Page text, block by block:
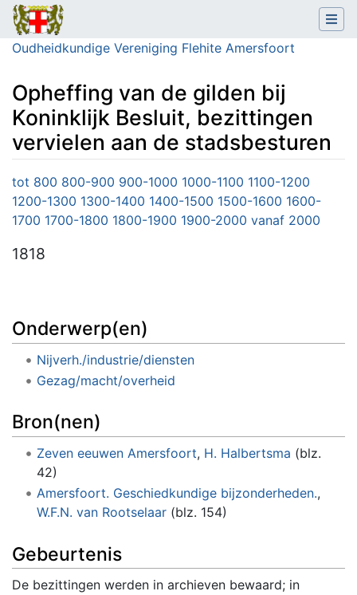
Oudheidkundige Vereniging Flehite Amersfoort
Opheffing van de gilden bij
Koninklijk Besluit, bezittingen
vervielen aan de stadsbesturen
Ga naar: navigatie ,zoeken
tot 800 800-900 900-1000 1000-1100 1100-1200
1200-1300 1300-1400 1400-1500 1500-1600 1600-
1700 1700-1800 1800-1900 1900-2000 vanaf 2000
1818
Onderwerp(en)
Nijverh./industrie/diensten
Gezag/macht/overheid
Bron(nen)
Zeven eeuwen Amersfoort, H. Halbertsma (blz.
42)
Amersfoort. Geschiedkundige bijzonderheden.,
W.F.N. van Rootselaar(blz. 154)
Gebeurtenis
De bezittingen werden in archieven bewaard; in